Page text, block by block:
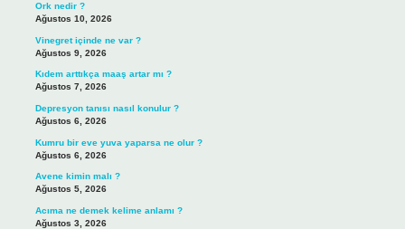
Ork nedir ?
Ağustos 10, 2026
Vinegret içinde ne var ?
Ağustos 9, 2026
Kıdem arttıkça maaş artar mı ?
Ağustos 7, 2026
Depresyon tanısı nasıl konulur ?
Ağustos 6, 2026
Kumru bir eve yuva yaparsa ne olur ?
Ağustos 6, 2026
Avene kimin malı ?
Ağustos 5, 2026
Acıma ne demek kelime anlamı ?
Ağustos 3, 2026